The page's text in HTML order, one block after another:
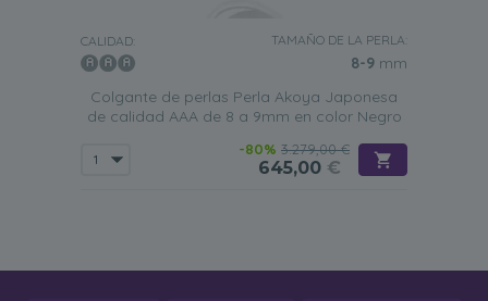
CALIDAD: TAMAÑO DE LA PERLA:
8-9 mm
Colgante de perlas Perla Akoya Japonesa
de calidad AAA de 8 a 9mm en color Negro
-80% 3.279,00 €
645,00 €